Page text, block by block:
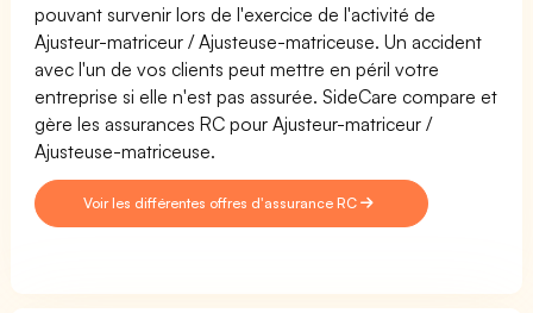
pouvant survenir lors de l'exercice de l'activité de
Ajusteur-matriceur / Ajusteuse-matriceuse. Un accident
avec l'un de vos clients peut mettre en péril votre
entreprise si elle n'est pas assurée. SideCare compare et
gère les assurances RC pour Ajusteur-matriceur /
Ajusteuse-matriceuse.
Voir les différentes offres d'assurance RC